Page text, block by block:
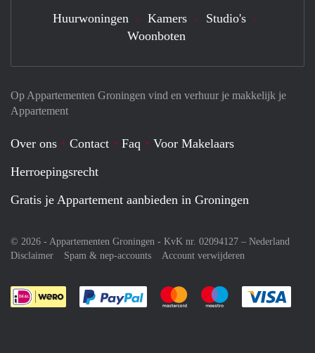
Op Appartementen Groningen vind en verhuur je makkelijk je
Appartement
Over ons Contact Faq
Voor Makelaars
Herroepingsrecht
Gratis je Appartement aanbieden in Groningen
© 2026 - Appartementen Groningen - KvK nr. 02094127 – Nederland
Disclaimer
Spam & nep-accounts Account verwijderen
Je rekent gemakkelijk af met Paypal
Je rekent gemakkelijk af met
Je rekent
Huurwoningen Kamers
Studio's
Woonboten